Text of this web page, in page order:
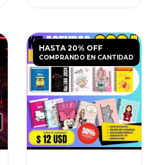
HASTA 20% OFF
COMPRANDO EN CANTIDAD